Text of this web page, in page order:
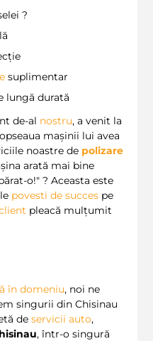
?️
suplimentar
lungă durată
de-al nostru, a venit la
mașinii lui avea
noastre de polizare
arată mai bine
o!" ? Aceasta este
povesti de succes pe
pleacă mulțumit
în domeniu, noi ne
singurii din Chisinau
de servicii auto,
, într-o singură